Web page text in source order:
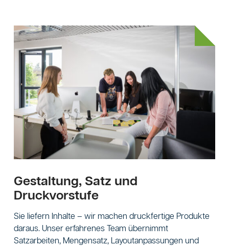
Gestaltung, Satz und
Druckvorstufe
Sie liefern Inhalte – wir machen druckfertige Produkte
daraus. Unser erfahrenes Team übernimmt
Satzarbeiten, Mengensatz, Layoutanpassungen und